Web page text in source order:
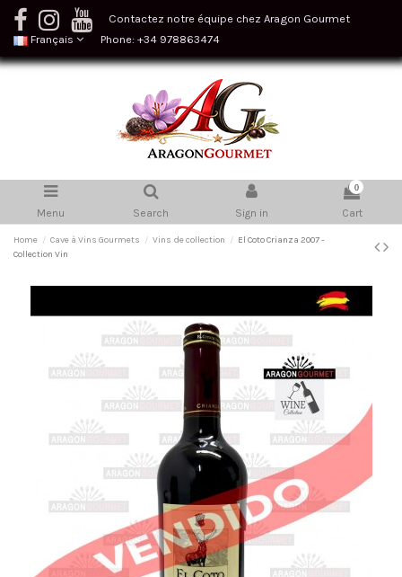
Contactez notre équipe chez Aragon Gourmet
Français
Phone: +34 978863474
Menu Search Sign in
0
Cart
Home Cave à Vins Gourmets Vins de collection
El Coto Crianza 2007 -
Collection Vin